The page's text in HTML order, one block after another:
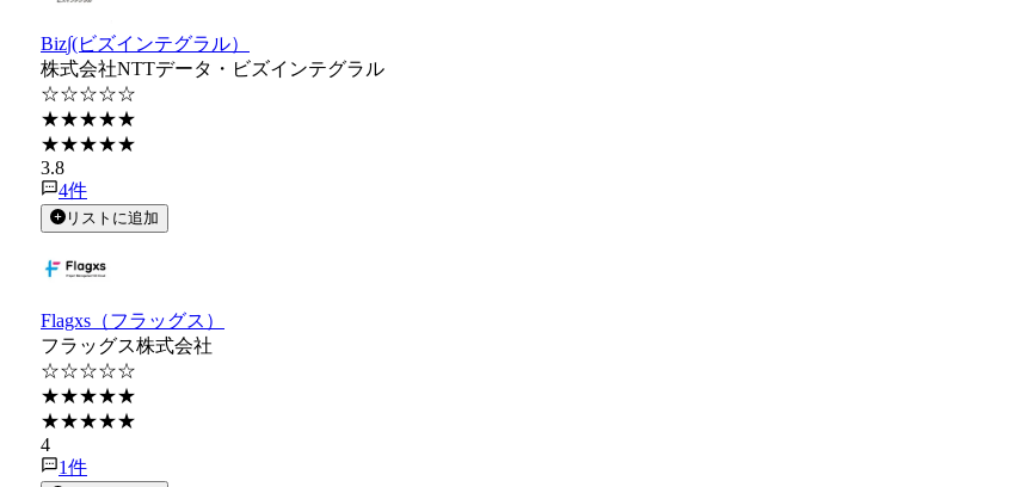
Biz∫(ビズインテグラル）
株式会社NTTデータ・ビズインテグラル
☆☆☆☆☆
★★★★★
★★★★★
3.8
4件
リストに追加
Flagxs（フラッグス）
フラッグス株式会社
☆☆☆☆☆
★★★★★
★★★★★
4
1件